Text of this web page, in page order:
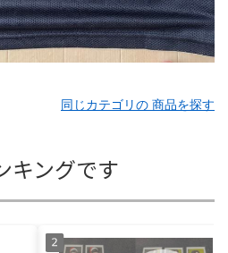
同じカテゴリの 商品を探す
キングです